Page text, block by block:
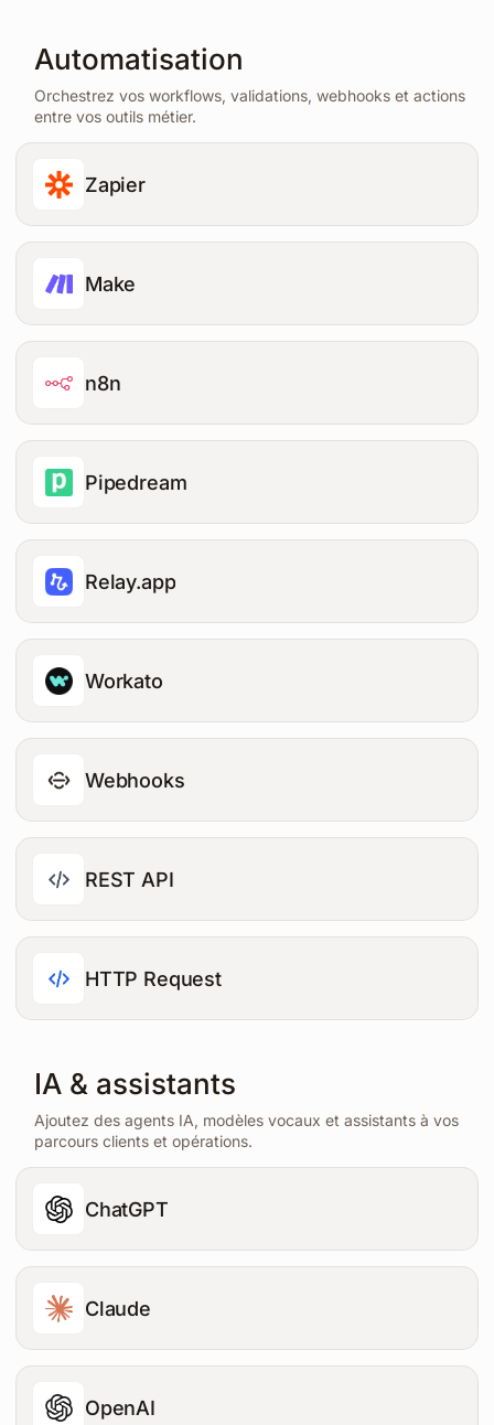
Automatisation
Orchestrez vos workflows, validations, webhooks et actions
entre vos outils métier.
Zapier
Make
n8n
Pipedream
Relay.app
Workato
Webhooks
REST API
HTTP Request
IA & assistants
Ajoutez des agents IA, modèles vocaux et assistants à vos
parcours clients et opérations.
ChatGPT
Claude
OpenAI